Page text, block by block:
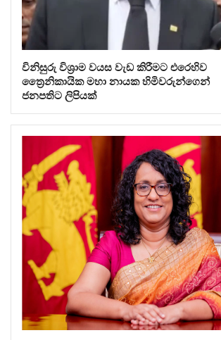
විනිසුරු විශ්‍රාම වයස වැඩ කිරීමට එරෙහිව
ත්‍රෛනිකායික මහා නායක හිමිවරුන්ගෙන්
ජනපතිට ලිපියක්